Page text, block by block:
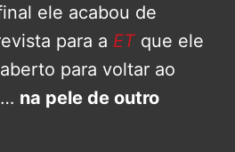
ele acabou de
para a ET que ele
para voltar ao
na pele de outro